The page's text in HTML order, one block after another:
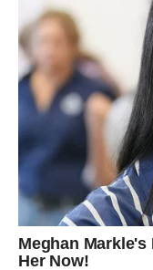
kojeg ćete
Sudbina
dugo čekali
Moguća je velika
porodična sreća.
LAV